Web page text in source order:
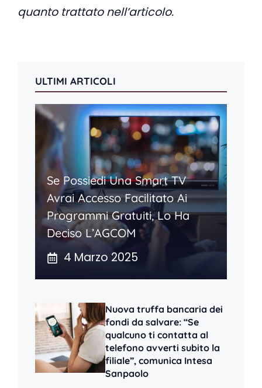
quanto trattato nell’articolo.
ULTIMI ARTICOLI
Se Possiedi Una Smart TV
Avrai Accesso Facilitato Ai
Programmi Gratuiti, Lo Ha
Deciso L’AGCOM
4 Marzo 2025
Nuova truffa bancaria dei
fondi da salvare: “Se
qualcuno ti contatta al
telefono avverti subito la
filiale”, comunica Intesa
Sanpaolo